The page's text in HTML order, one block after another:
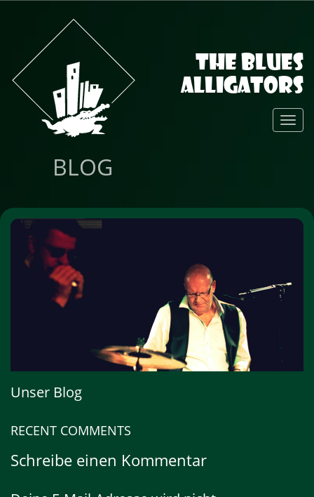
The Blues
Alligators
Toggle
BLOG
Unser Blog
RECENT COMMENTS
Schreibe einen Kommentar